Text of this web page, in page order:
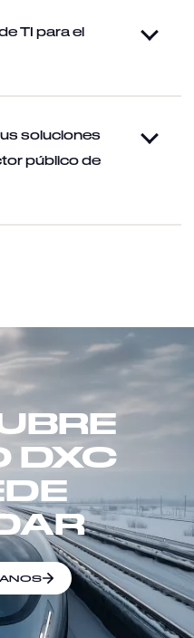
TI para el
soluciones
público de
DXC